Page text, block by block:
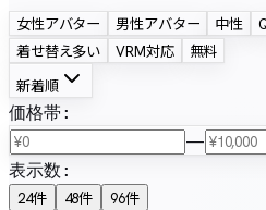
女性アバター 男性アバター 中性
着せ替え多い
VRM対応
無料
新着順
価格帯 :
—
表示数 :
24件 48件 96件